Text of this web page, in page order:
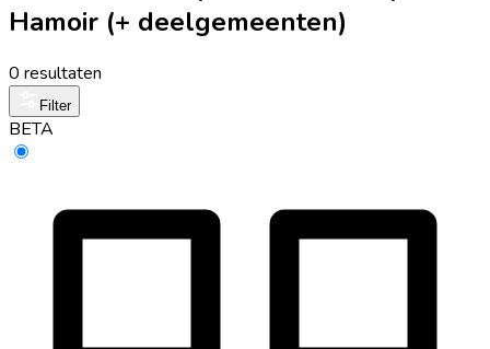
Hamoir (+ deelgemeenten)
0 resultaten
Filter
BETA